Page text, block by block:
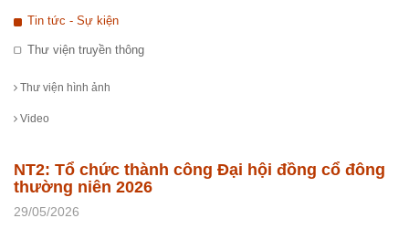
Tin tức - Sự kiện
Thư viện truyền thông
Thư viện hình ảnh
Video
NT2: Tổ chức thành công Đại hội đồng cổ đông
thường niên 2026
29/05/2026